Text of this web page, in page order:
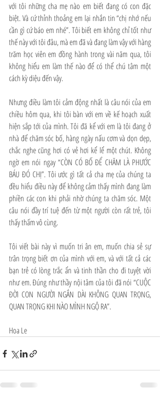
với tôi những cha mẹ nào em biết đang có con đặc
biệt. Và cứ thỉnh thoảng em lại nhắn tin “chị nhớ nếu
cần gì cứ báo em nhé”. Tôi biết em không chỉ tốt như
thế này với tôi đâu, mà em đã và đang làm vậy với hàng
trăm học viên em đồng hành trong vài năm qua, tôi
không hiểu em làm thế nào để có thể chú tâm một
cách kỳ diệu đến vậy.
Nhưng điều làm tôi cảm động nhất là câu nói của em
chiều hôm qua, khi tôi bàn với em về kế hoạch xuất
hiện sắp tới của mình. Tôi đã kể với em là tôi đang ở
nhà để chăm sóc bố, hàng ngày nấu cơm và dọn dẹp,
chắc nghe cũng hơi có vẻ hơi kể lể một chút. Không
ngờ em nói ngay “CÒN CÓ BỐ ĐỂ CHĂM LÀ PHƯỚC
BÁU ĐÓ CHỊ”. Tôi ước gì tất cả cha mẹ của chúng ta
đều hiểu điều này để không cảm thấy mình đang làm
phiền các con khi phải nhờ chúng ta chăm sóc. Một
câu nói đầy trí tuệ đến từ một người còn rất trẻ, tôi
thấy thấm vô cùng.
Tôi viết bài này vì muốn tri ân em, muốn chia sẻ sự
trân trọng biết ơn của mình với em, và với tất cả các
bạn trẻ có lòng trắc ẩn và tinh thần cho đi tuyệt vời
như em. Đúng như thầy nội tâm của tôi đã nói “CUỘC
ĐỜI CON NGƯỜI NGẮN DÀI KHÔNG QUAN TRỌNG,
QUAN TRỌNG KHI NÀO MÌNH NGỘ RA”.
Hoa Le